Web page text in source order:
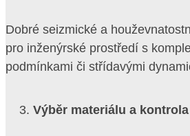
Dobré seizmické a
pro inženýrské prostředí s
podmínkami či střídavými
Výběr materiálu a